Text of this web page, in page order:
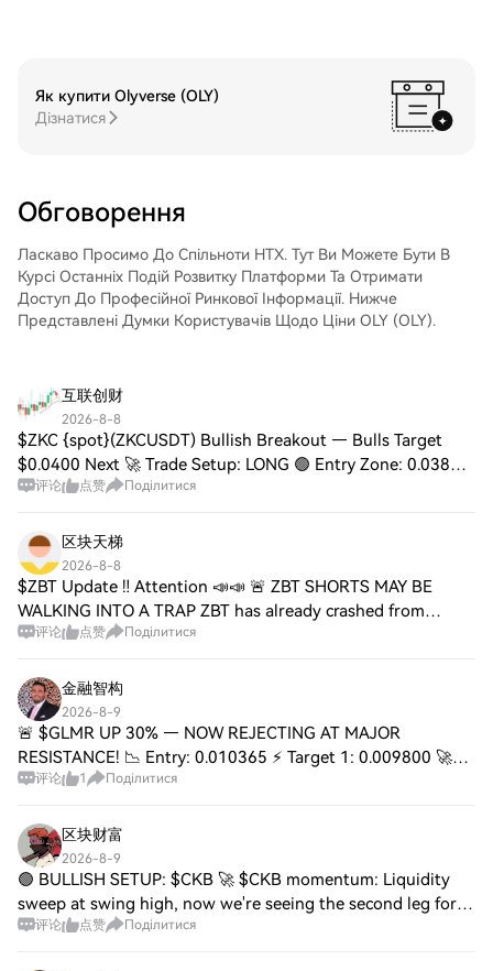
Coherent Corp. (COHR)Легко торгуйте
Coherent Corp. (COHR) на спотовому
ринку HTX. Просто увійдіть до свого
пропонуємо зручний досвід як для
трейдерів.
QUALCOMM Incorporated (QCOM)Після
придбання QUALCOMM Incorporated
допомогою блокчейн-переказу або
використовувати його для торгівлі
іншими криптовалютами.Крок 4: Торгівля
QUALCOMM Incorporated (QCOM)Легко
торгуйте QUALCOMM Incorporated
(QCOM) на спотовому ринку HTX. Просто
та спостерігайте за ними в режимі
реального часу. Ми пропонуємо зручний
досвід як для початківців, так і для
досвідчених трейдерів.
Як купити Olyverse (OLY)
Дізнатися
Обговорення
Ласкаво Просимо До Спільноти HTX. Тут Ви Можете Бути В
Курсі Останніх Подій Розвитку Платформи Та Отримати
Доступ До Професійної Ринкової Інформації. Нижче
Представлені Думки Користувачів Щодо Ціни OLY (OLY).
互联创财
2026-8-8
$ZKC {spot}(ZKCUSDT) Bullish Breakout — Bulls Target
$0.0400 Next 🚀 Trade Setup: LONG 🟢 Entry Zone: 0.0387 –
0.0389 TP1: 0.0393 TP2: 0.0397 TP3: 0.0400 SL: 0.0382
评论 点赞 Поділитися
区块天梯
2026-8-8
$ZBT Update ‼️ Attention 📣📣 🚨 ZBT SHORTS MAY BE
WALKING INTO A TRAP ZBT has already crashed from
$0.2076 to $0.104, and now price is sitting directly inside
评论 点赞 Поділитися
金融智构
2026-8-9
🚨 $GLMR UP 30% — NOW REJECTING AT MAJOR
RESISTANCE! 📉 Entry: 0.010365 ⚡ Target 1: 0.009800 🚀
Target 2: 0.009200 🎯 Target 3: 0.008600 💥 Target 4:
评论 1 Поділитися
区块财富
2026-8-9
🟢 BULLISH SETUP: $CKB 🚀 $CKB momentum: Liquidity
sweep at swing high, now we're seeing the second leg form.
Order block holding strong on the 4-hour. Bulls are in
评论 点赞 Поділитися